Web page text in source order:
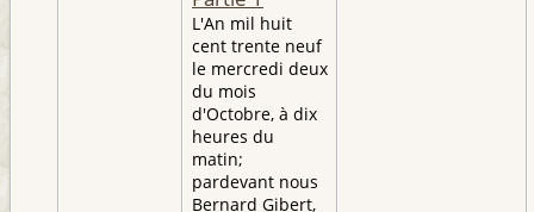
L'An mil huit
cent trente neuf
le mercredi deux
du mois
d'Octobre, à dix
heures du
matin;
pardevant nous
Bernard Gibert,